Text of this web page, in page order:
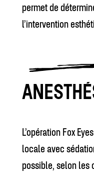
permet de
l’intervention
L’opération Fox
locale avec
possible, selon les